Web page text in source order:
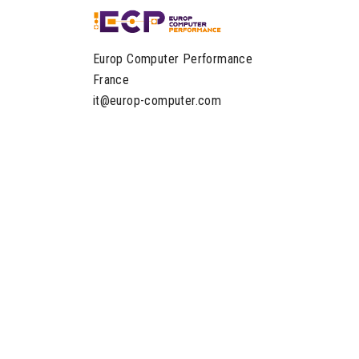
Europ Computer Performance
France
it@europ-computer.com